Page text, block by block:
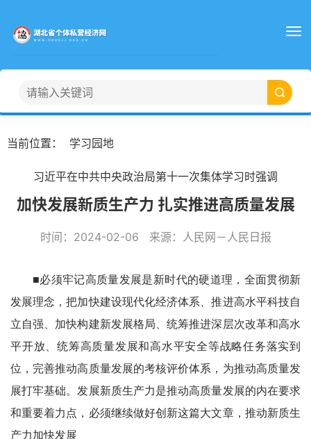
当前位置： 学习园地
习近平在中共中央政治局第十一次集体学习时强调
加快发展新质生产力 扎实推进高质量发展
时间： 2024-02-06 来源： 人民网－人民日报
■必须牢记高质量发展是新时代的硬道理，全面贯彻新
发展理念，把加快建设现代化经济体系、推进高水平科技自
立自强、加快构建新发展格局、统筹推进深层次改革和高水
平开放、统筹高质量发展和高水平安全等战略任务落实到
位，完善推动高质量发展的考核评价体系，为推动高质量发
展打牢基础。发展新质生产力是推动高质量发展的内在要求
和重要着力点，必须继续做好创新这篇大文章，推动新质生
产力加快发展